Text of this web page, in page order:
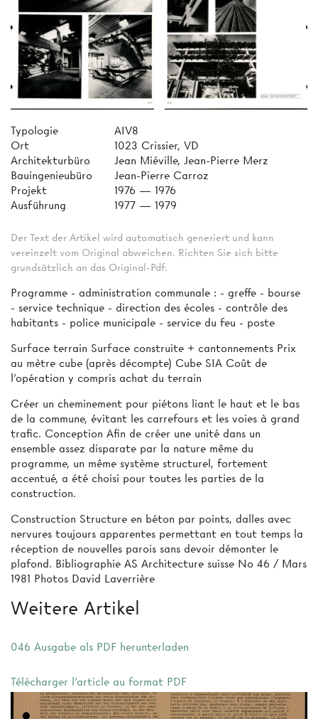
Typologie
AIV8
Ort
1023 Crissier, VD
Architekturbüro
Jean Miéville, Jean-Pierre Merz
Bauingenieubüro
Jean-Pierre Carroz
Projekt
1976 — 1976
Ausführung
1977 — 1979
Der Text der Artikel wird automatisch generiert und kann
vereinzelt vom Original abweichen. Richten Sie sich bitte
grundsätzlich an das Original-Pdf.
Programme - administration communale : - greffe - bourse
- service technique - direction des écoles - contrôle des
habitants - police municipale - service du feu - poste
Surface terrain Surface construite + cantonnements Prix
au mètre cube (après décompte) Cube SIA Coût de
l’opération y compris achat du terrain
Créer un cheminement pour piétons liant le haut et le bas
de la commune, évitant les carrefours et les voies à grand
trafic. Conception Afin de créer une unité dans un
ensemble assez disparate par la nature même du
programme, un même système structurel, fortement
accentué, a été choisi pour toutes les parties de la
construction.
Construction Structure en béton par points, dalles avec
nervures toujours apparentes permettant en tout temps la
réception de nouvelles parois sans devoir démonter le
plafond. Bibliographie AS Architecture suisse No 46 / Mars
1981 Photos David Laverrière
Weitere Artikel
046 Ausgabe als PDF herunterladen
Télécharger l'article au format PDF